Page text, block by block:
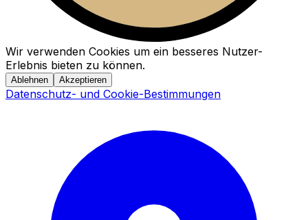
Wir verwenden Cookies um ein besseres Nutzer-
Erlebnis bieten zu können.
Ablehnen Akzeptieren
Datenschutz- und Cookie-Bestimmungen